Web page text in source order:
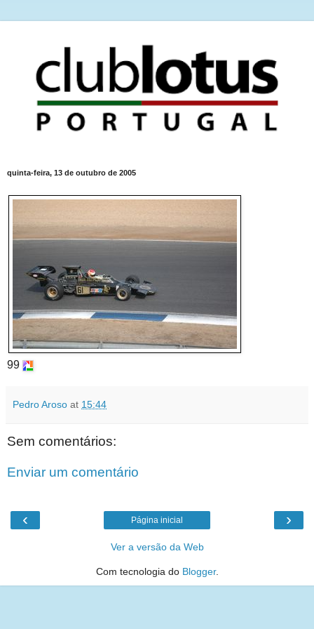
quinta-feira, 13 de outubro de 2005
99
Pedro Aroso at 15:44
Sem comentários:
Enviar um comentário
‹ ›
Página inicial
Ver a versão da Web
Com tecnologia do Blogger.